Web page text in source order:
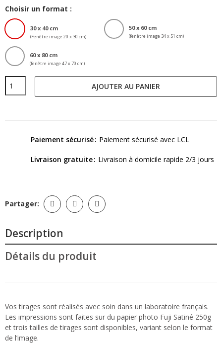
Choisir un format :
30 x 40 cm
(Fenêtre image 20 x 30 cm)
50 x 60 cm
(fenêtre image 34 x 51 cm)
60 x 80 cm
(fenêtre image 47 x 70 cm)
AJOUTER AU PANIER
Paiement sécurisé Paiement sécurisé avec LCL
Livraison gratuite Livraison à domicile rapide 2/3 jours
Partager:
Description
Détails du produit
Vos tirages sont réalisés avec soin dans un laboratoire français.
Les impressions sont faites sur du papier photo Fuji Satiné 250g
et trois tailles de tirages sont disponibles, variant selon le format
de l’image.